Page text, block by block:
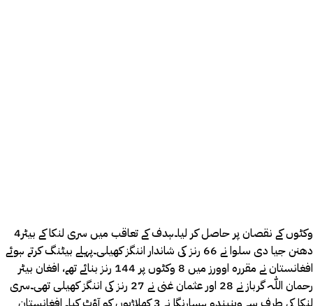
4وکٹوں کے نقصان پر حاصل کر لیا۔ہدف کے تعاقب میں سری لنکا کے بیٹر
دھنن جیا دی سلوا نے 66 رنز کی شاندار اننگز کھیلی۔پہلے بیٹنگ کرتے ہوئے
افغانستان نے مقررہ اوورز میں 8 وکٹوں پر 144 رنز بنائے تھے، افغان بیٹر
رحمان اللّٰہ گرباز نے 28 اور عثمان غنی نے 27 رنز کی اننگز کھیلی تھی۔سری